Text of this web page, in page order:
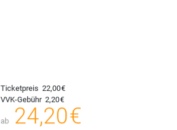
Ticketpreis 22,00 €
VVK-Gebühr 2,20 €
ab 24,20 €
00
00